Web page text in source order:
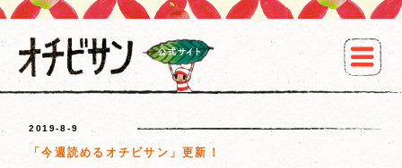
2019-8-9
「今週読めるオチビサン」更新！